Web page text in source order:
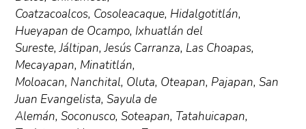
Coatzacoalcos, Cosoleacaque, Hidalgotitlán,
Hueyapan de Ocampo, Ixhuatlán del
Sureste, Jáltipan, Jesús Carranza, Las Choapas,
Mecayapan, Minatitlán,
Moloacan, Nanchital, Oluta, Oteapan, Pajapan, San
Juan Evangelista, Sayula de
Alemán, Soconusco, Soteapan, Tatahuicapan,